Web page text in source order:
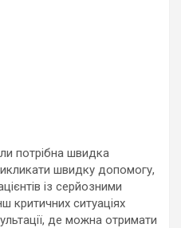
потрібна швидка
швидку допомогу,
із серйозними
критичних ситуаціях
де можна отримати